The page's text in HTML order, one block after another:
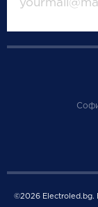
©2026 Electroled.bg.